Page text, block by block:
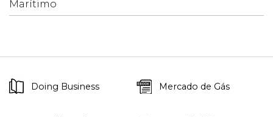
Marítimo
Doing Business Mercado de Gás